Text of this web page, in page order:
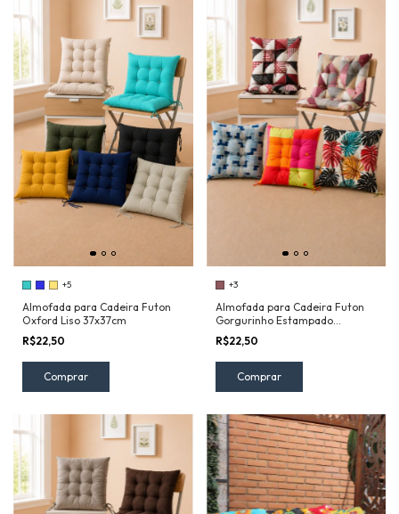
+5
Almofada para Cadeira Futon
Oxford Liso 37x37cm
R$22,50
Comprar
+3
Almofada para Cadeira Futon
Gorgurinho Estampado
37x37cm
R$22,50
Comprar